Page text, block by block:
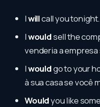
Iwillcall you
Iwouldsell the
venderia a
Iwouldgo to your
à sua casa se você
Wouldyou like